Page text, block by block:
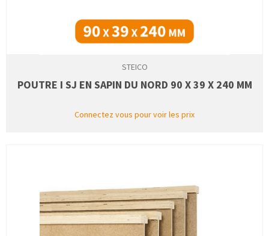
STEICO
POUTRE I SJ EN SAPIN DU NORD 90 X 39 X 240 MM
Connectez vous pour voir les prix